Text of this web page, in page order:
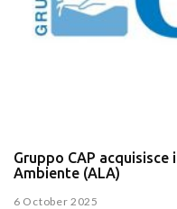
Gruppo CAP acquisisce
Ambiente (ALA)
6 October 2025